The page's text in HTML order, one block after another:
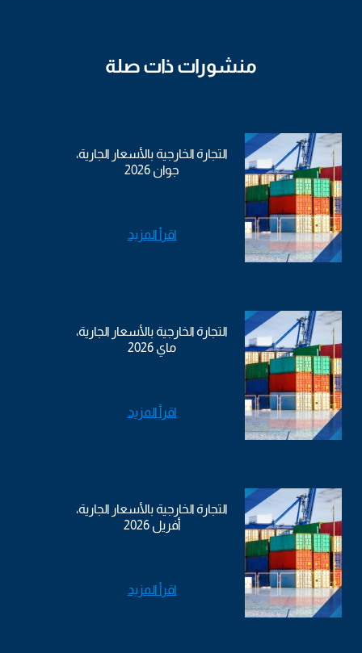
منشورات ذات صلة
التجارة الخارجية بالأسعار الجارية،
جوان 2026
اقرأ المزيد
التجارة الخارجية بالأسعار الجارية،
ماي 2026
اقرأ المزيد
التجارة الخارجية بالأسعار الجارية،
أفريل 2026
اقرأ المزيد